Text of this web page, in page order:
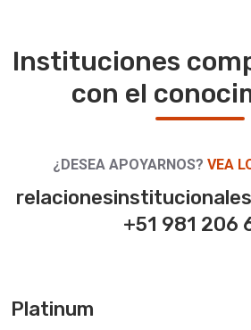
Instituciones
con el
¿DESEA APOYARNOS? VEA
+51 981 206
Platinum